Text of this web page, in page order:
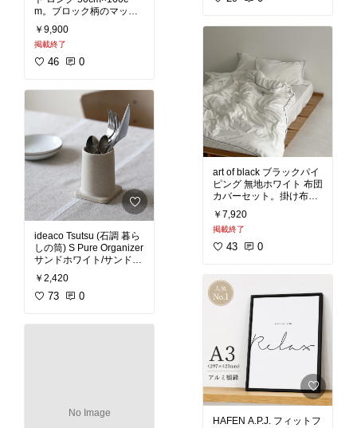
m。ブロック柄のマット
です。落ち着いた色味な
がらインパクトのあるデ
ザインとサイズ感がお部
屋を華やかにしてくれま
などで使用できます。裏
面にはすべり止めが付い
ていて、手洗い可能なた
め手入れも簡単にできま
#ブロックマット #北欧 #
シンプルインテリア #モ
ノトーンインテリア #リ
ビング #ベッドルーム #
ワンルーム
￥9,900
掲載終了
46 0
ideaco Tsutsu (石調 暮ら
しの筒) S Pure Organizer
サンドホワイト/サンドブ
ラック。佇まいが可愛い
大小さまざまなサイズの
筒。どんなインテリアに
#北欧 #シンプルイ
￥2,420
73 0
No Image
す。置く場所を選ばない
ので自由な発想で飾るこ
#陶植 #ウチワサボテン #
植物オブジェ #北欧 #モ
ノトーンインテリア #シ
ンプルインテリア #ナチ
ュラルインテリア #グリ
ーンのある暮らし
ガーデニング #送料無料
art of black ブラックパイ
ピング 無地ホワイト 布団
カバーセット。掛け布団
枕カバーのセットです。
エレガントでシンプルな
デザインが特徴です。下
紐が付属しています。洗
練されたホワイトカラー
にブラックのパイピング
がアクセントを加え、モ
ダンで洗練された寝室の
雰囲気を演出します。快
適な睡眠とともに、美し
い寝室の装飾を楽しめま
#ブラックパイピング #無
地 #ホワイト #掛け布団
枕カバー #エレガント
#
￥7,920
掲載終了
43 0
HAFEN A.P.J. フィットフ